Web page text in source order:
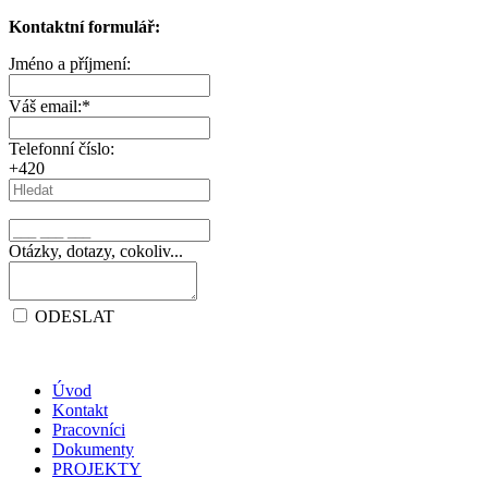
Kontaktní formulář:
Jméno a příjmení:
Váš email:*
Telefonní číslo:
+420
Otázky, dotazy, cokoliv...
ODESLAT
Úvod
Kontakt
Pracovníci
Dokumenty
PROJEKTY